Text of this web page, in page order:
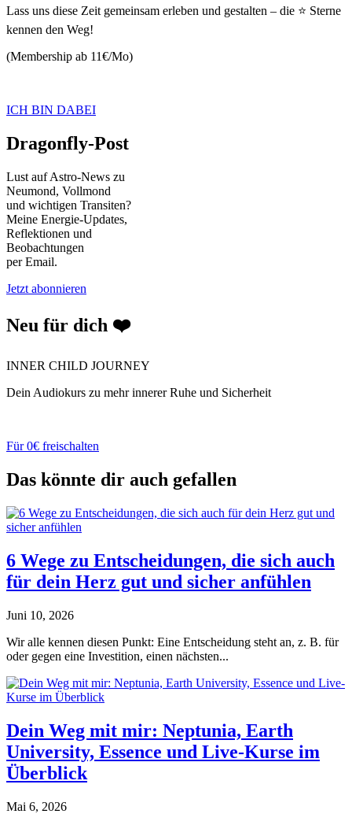
Lass uns diese Zeit gemeinsam erleben und gestalten – die ⭐ Sterne
kennen den Weg!
(Membership ab 11€/Mo)
ICH BIN DABEI
Dragonfly-Post
Lust auf Astro-News zu
Neumond, Vollmond
und wichtigen Transiten?
Meine Energie-Updates,
Reflektionen und
Beobachtungen
per Email.
Jetzt abonnieren
Neu für dich ❤️
INNER CHILD JOURNEY
Dein Audiokurs zu mehr innerer Ruhe und Sicherheit
Für 0€ freischalten
Das könnte dir auch gefallen
6 Wege zu Entscheidungen, die sich auch
für dein Herz gut und sicher anfühlen
Juni 10, 2026
Wir alle kennen diesen Punkt: Eine Entscheidung steht an, z. B. für
oder gegen eine Investition, einen nächsten...
Dein Weg mit mir: Neptunia, Earth
University, Essence und Live-Kurse im
Überblick
Mai 6, 2026